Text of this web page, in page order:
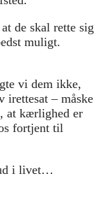
de skal rette sig
muligt.
vi dem ikke,
– måske
at kærlighed er
fortjent til
i livet…